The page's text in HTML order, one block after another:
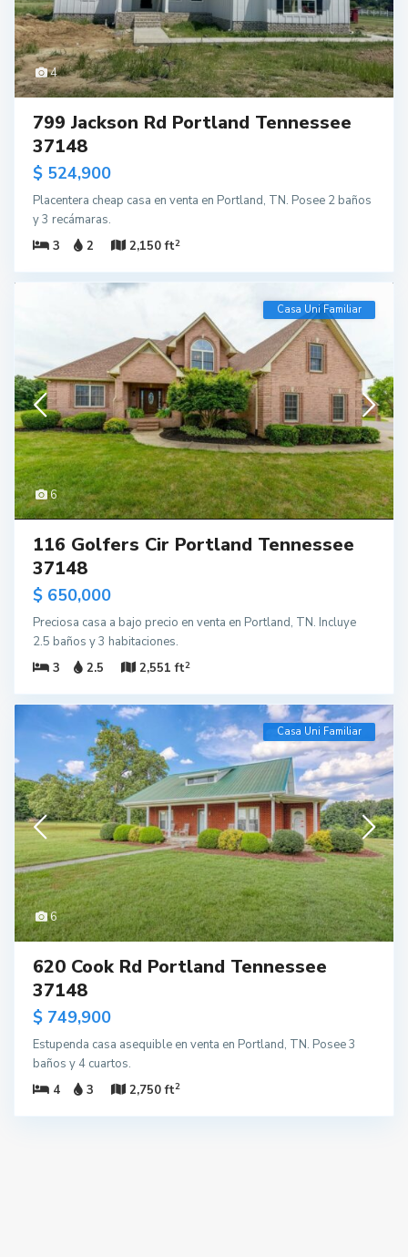
4
799 Jackson Rd Portland Tennessee
37148
$ 524,900
Placentera cheap casa en venta en Portland, TN. Posee 2 baños
y 3 recámaras.
3
2 2,150 ft2
6
Casa Uni Familiar
116 Golfers Cir Portland Tennessee
37148
$ 650,000
Preciosa casa a bajo precio en venta en Portland, TN. Incluye
2.5 baños y 3 habitaciones.
3
2.5 2,551 ft2
6
Casa Uni Familiar
620 Cook Rd Portland Tennessee
37148
$ 749,900
Estupenda casa asequible en venta en Portland, TN. Posee 3
baños y 4 cuartos.
4
3 2,750 ft2